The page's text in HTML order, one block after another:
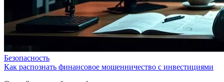
Безопасность
Как распознать финансовое мошенничество с инвестициями